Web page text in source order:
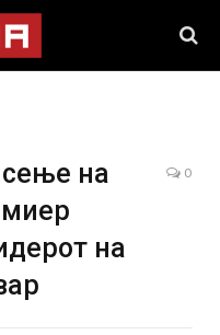
на
на
0